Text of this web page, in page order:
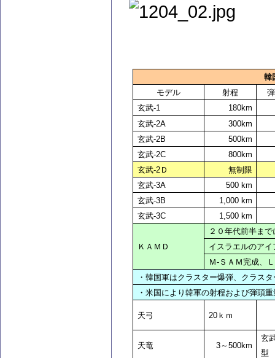
韓
モデル
射程
玄武-1
180km
玄武-2A
300km
玄武-2B
500km
玄武-2C
800km
玄武-2Ｄ
無制限
玄武-3A
500 km
玄武-3B
1,000 km
玄武-3C
1,500 km
ＫＡＭＤ
２０年代前半ま
イスラエルのア
Ｍ-ＳＡＭ完成、
・韓国軍はクラスター爆弾、クラス
・米国により韓軍の射程および弾頭
天弓 20ｋｍ
天竜 3～500km
玄
型